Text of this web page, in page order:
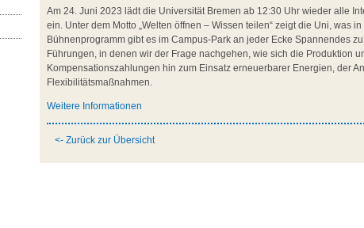
Am 24. Juni 2023 lädt die Universität Bremen ab 12:30 Uhr wieder alle
ein. Unter dem Motto „Welten öffnen – Wissen teilen“ zeigt die Uni, was
Bühnenprogramm gibt es im Campus-Park an jeder Ecke Spannendes
Führungen, in denen wir der Frage nachgehen, wie sich die Produktion
Kompensationszahlungen hin zum Einsatz erneuerbarer Energien, der
Flexibilitätsmaßnahmen.
Weitere Informationen
<- Zurück zur Übersicht